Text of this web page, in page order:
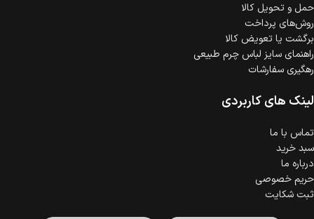
حمل‌ و تحویل کالا
روش‌های پرداخت
برگشت یا تعویض کالا
راهنمای سایز لباس چرم طبیعی
رهگیری سفارشات
لینک های کاربردی
تماس با ما
سبد خرید
درباره ما
حریم خصوصی
ثبت شکایت